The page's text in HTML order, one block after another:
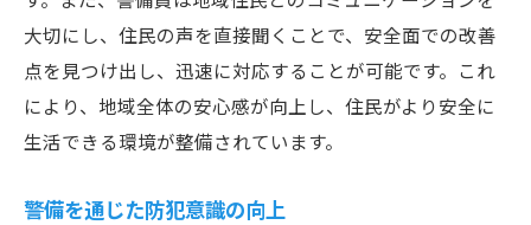
大切にし、住民の声を直接聞くことで、安全面での改善
点を見つけ出し、迅速に対応することが可能です。これ
により、地域全体の安心感が向上し、住民がより安全に
生活できる環境が整備されています。
警備を通じた防犯意識の向上